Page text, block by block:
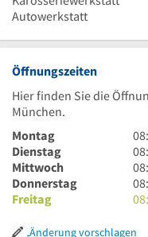
Autowerkstatt
Öffnungszeiten
Hier finden Sie die
München.
Montag
8
bis
12
Dienstag
8
bis
12
Mittwoch
8
bis
Uhr
Donnerstag
8
12
Freitag
8
bis
Änderung vorschlagen